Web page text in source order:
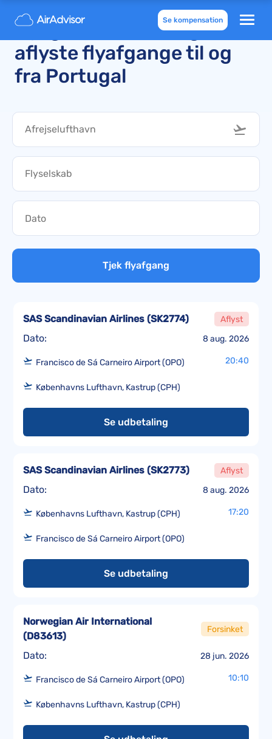
Se kompensation
Nyligt forsinkede og
aflyste flyafgange til og
fra Portugal
Tjek flyafgang
Dato: 8 aug. 2026
SAS Scandinavian Airlines (SK2774) Aflyst
Francisco de Sá Carneiro Airport (OPO) 20:40
Københavns Lufthavn, Kastrup (CPH)
Se udbetaling
Dato: 8 aug. 2026
SAS Scandinavian Airlines (SK2773) Aflyst
Københavns Lufthavn, Kastrup (CPH) 17:20
Francisco de Sá Carneiro Airport (OPO)
Se udbetaling
Dato: 28 jun. 2026
Norwegian Air International
(D83613)
Forsinket
Francisco de Sá Carneiro Airport (OPO) 10:10
Københavns Lufthavn, Kastrup (CPH)